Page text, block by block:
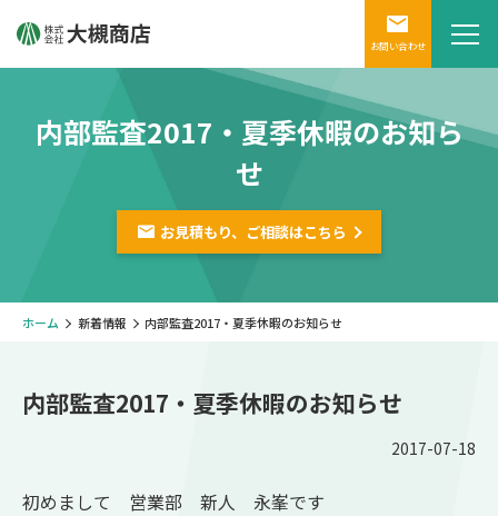
お問い合わせ
内部監査2017・夏季休暇のお知ら
せ
お見積もり、ご相談はこちら
ホーム 新着情報 内部監査2017・夏季休暇のお知らせ
内部監査2017・夏季休暇のお知らせ
2017-07-18
初めまして 営業部 新人 永峯です